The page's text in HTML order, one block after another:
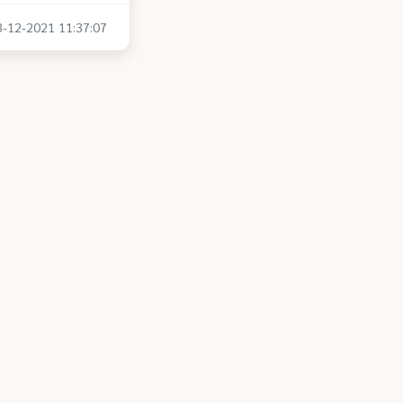
12-2021 11:37:07